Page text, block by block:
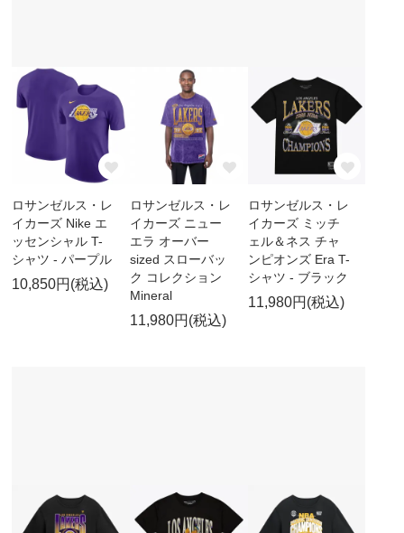
ロサンゼルス・レ
イカーズ Nike エ
ッセンシャル T-
シャツ - パープル
10,850円(税込)
ロサンゼルス・レ
イカーズ ニュー
エラ オーバー
sized スローバッ
ク コレクション
Mineral
11,980円(税込)
ロサンゼルス・レ
イカーズ ミッチ
ェル＆ネス チャ
ンピオンズ Era T-
シャツ - ブラック
11,980円(税込)